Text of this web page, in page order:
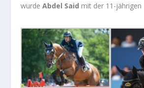
wurdeAbdel Said mit der 11-jährigen